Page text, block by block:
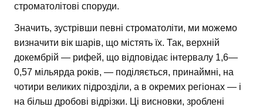
строматолітові споруди.
Значить, зустрівши певні строматоліти, ми можемо
визначити вік шарів, що містять їх. Так, верхній
докембрій — рифей, що відповідає інтервалу 1,6—
0,57 мільярда років, — поділяється, принаймні, на
чотири великих підрозділи, а в окремих регіонах — і
на більш дробові відрізки. Ці висновки, зроблені